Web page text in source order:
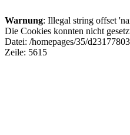
Warnung: Illegal string offset
Die Cookies konnten nicht
Datei: /homepages/35/
Zeile: 5615